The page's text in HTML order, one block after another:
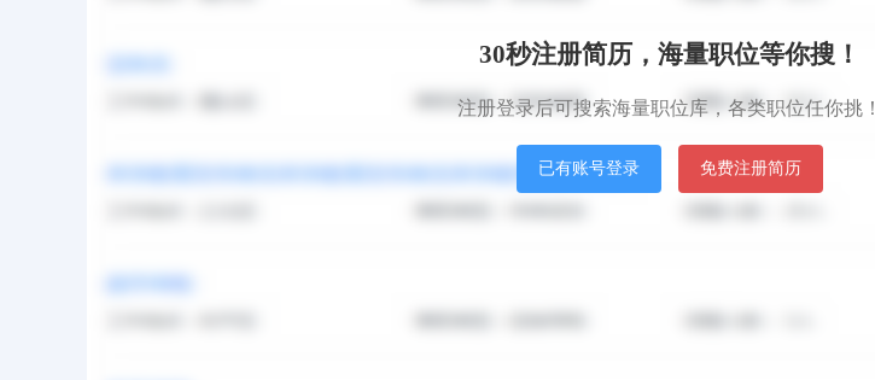
30秒注册简历，海量职位等你搜！
注册登录后可搜索海量职位库，各类职位任你挑！
已有账号登录 免费注册简历